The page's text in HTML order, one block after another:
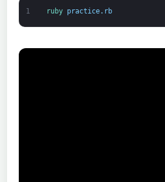
1 ruby practice. rb